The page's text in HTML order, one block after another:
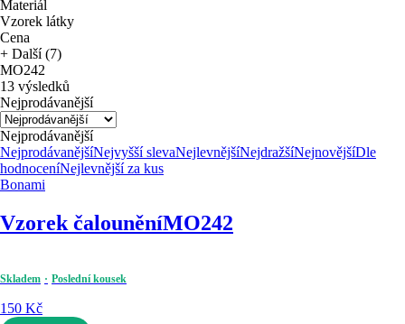
Materiál
Vzorek látky
Cena
+ Další (7)
MO242
13 výsledků
Nejprodávanější
Nejprodávanější
NejprodávanějšíNejvyšší slevaNejlevnějšíNejdražšíNejnovějšíDle
hodnoceníNejlevnější za kus
Bonami
Vzorek čalouněníMO242
Skladem Poslední kousek
150 Kč